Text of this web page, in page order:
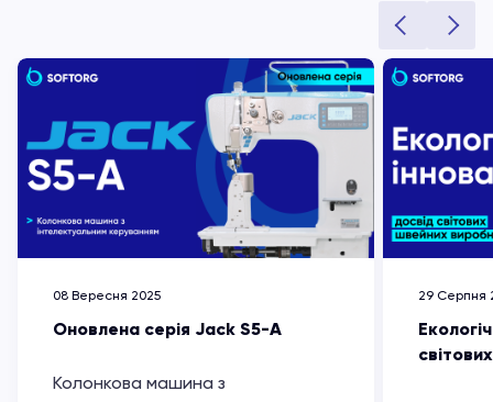
08 Вересня 2025
Оновлена серія Jack S5-A
Колонкова машина з
29 Серпня